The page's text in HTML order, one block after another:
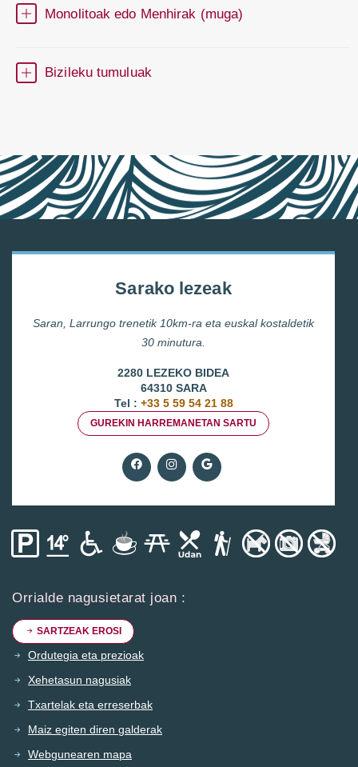
Monolitoak edo Menhirak (muga)
Bizileku tumuluak
Sarako lezeak
Saran, Larrungo trenetik 10km-ra eta euskal kostaldetik
30 minutura.
2280 LEZEKO BIDEA
64310 SARA
Tel : +33 5 59 54 21 88
GUREKIN HARREMANETAN SARTU
Orrialde nagusietarat joan :
SARTZEAK EROSI
Ordutegia eta prezioak
Xehetasun nagusiak
Txartelak eta erreserbak
Maiz egiten diren galderak
Webgunearen mapa